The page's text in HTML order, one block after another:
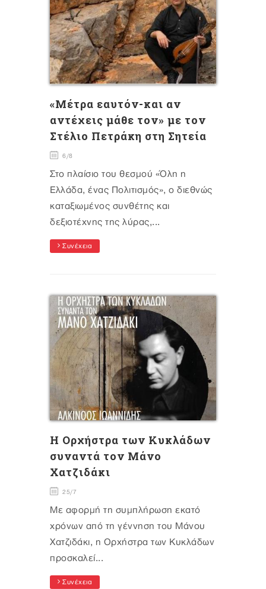
«Μέτρα εαυτόν-και αν
αντέχεις μάθε τον» με τον
Στέλιο Πετράκη στη Σητεία
6/8
Στο πλαίσιο του θεσμού «Όλη η
Ελλάδα, ένας Πολιτισμός», ο διεθνώς
καταξιωμένος συνθέτης και
δεξιοτέχνης της λύρας,...
Συνέχεια
H Oρχήστρα των Κυκλάδων
συναντά τον Μάνο
Χατζιδάκι
25/7
Με αφορμή τη συμπλήρωση εκατό
χρόνων από τη γέννηση του Μάνου
Χατζιδάκι, η Ορχήστρα των Κυκλάδων
προσκαλεί...
Συνέχεια